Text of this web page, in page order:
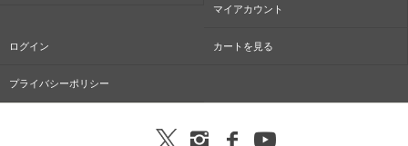
マイアカウント
ログイン カートを見る
プライバシーポリシー